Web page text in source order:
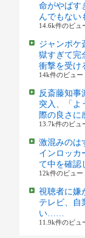
命がやばす
んでもな
14.6k件のビュ
ジャンポケ
獄すぎて
衝撃を受け
14k件のビュー
反斎藤知事
突入、「よ
際の良さに
13.7k件のビュ
激混みのは
インロッカ
て中を確
12k件のビュー
視聴者に嫌
テレビ、自
い……
11.9k件のビュ